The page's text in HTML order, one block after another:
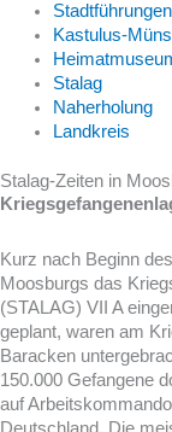
Stadtführungen
Kastulus-
Stalag
Naherholung
Landkreis
Stalag-Zeiten in
Kurz nach Beginn
Moosburgs das
(STALAG) VII A
geplant, waren am
Baracken
150.000 Gefangene
auf